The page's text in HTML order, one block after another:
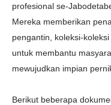
profesional se-
Mereka memberikan
pengantin, koleksi-
untuk membantu
mewujudkan impian
Berikut beberapa